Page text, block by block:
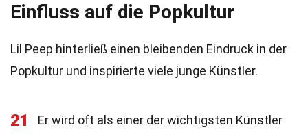
Einfluss auf die Popkultur
Lil Peep hinterließ einen bleibenden Eindruck in der
Popkultur und inspirierte viele junge Künstler.
21
Er wird oft als einer der wichtigsten Künstler